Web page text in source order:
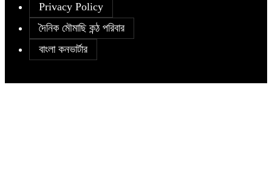
Privacy Policy
দৈনিক মৌমাছি কন্ঠ পরিবার
বাংলা কনভার্টার